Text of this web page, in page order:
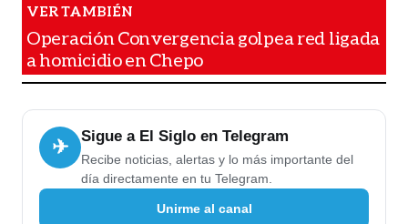
Operación Convergencia golpea red ligada
a homicidio en Chepo
✈ Sigue a El Siglo en Telegram
Recibe noticias, alertas y lo más importante del
día directamente en tu Telegram.
Unirme al canal